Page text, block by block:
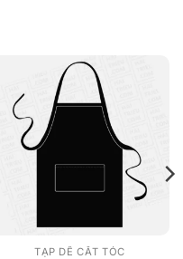
TẠP DỀ CẮT TÓC